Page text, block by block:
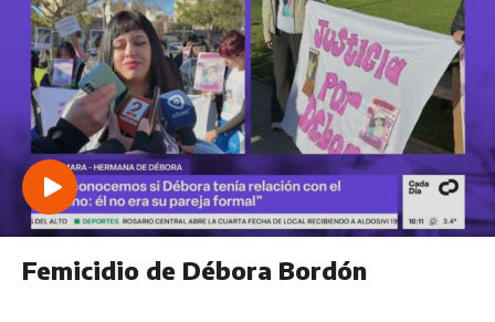
Femicidio de Débora Bordón